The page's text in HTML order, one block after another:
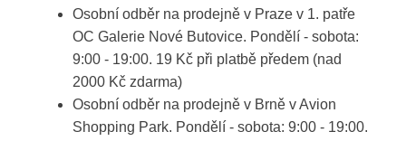
Osobní odběr na prodejně v Praze v 1. patře
OC Galerie Nové Butovice. Pondělí - sobota:
9:00 - 19:00. 19 Kč při platbě předem (nad
2000 Kč zdarma)
Osobní odběr na prodejně v Brně v Avion
Shopping Park. Pondělí - sobota: 9:00 - 19:00.